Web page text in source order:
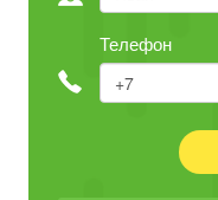
Телефон